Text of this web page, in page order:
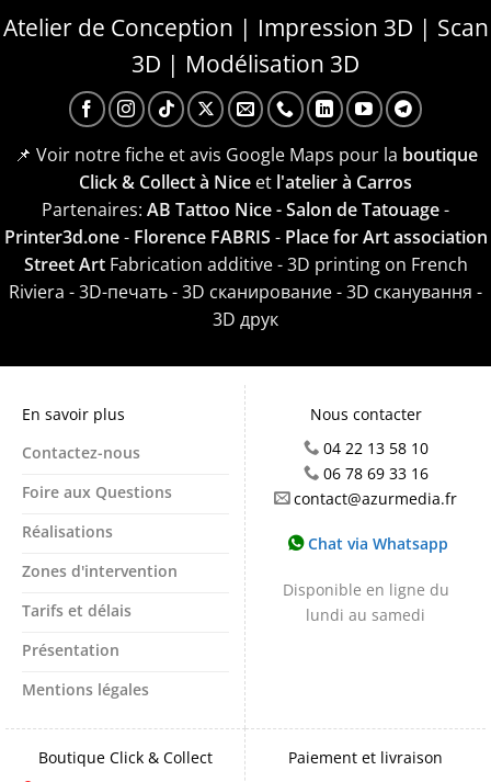
Atelier de Conception | Impression 3D | Scan
3D | Modélisation 3D
📌 Voir notre fiche et avis Google Maps pour la boutique
Click & Collect à Nice et l'atelier à Carros
Partenaires: AB Tattoo Nice - Salon de Tatouage-
Printer3d.one- Florence FABRIS - Place for Art association
Street ArtFabrication additive - 3D printing on French
Riviera - 3D-печать - 3D сканирование - 3D сканування -
3D друк
En savoir plus
Contactez-nous
Foire aux Questions
Réalisations
Zones d'intervention
Tarifs et délais
Présentation
Mentions légales
Nous contacter
04 22 13 58 10
06 78 69 33 16
contact@azurmedia.fr
Chat via Whatsapp
Disponible en ligne du
lundi au samedi
Boutique Click & Collect
Paiement et livraison